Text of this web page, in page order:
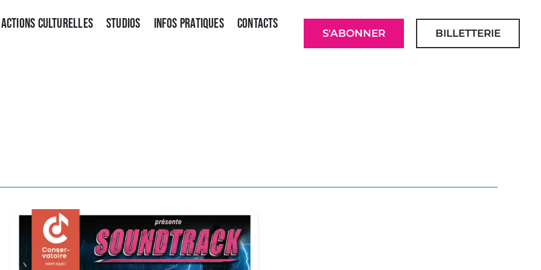
ACTIONS CULTURELLES STUDIOS INFOS PRATIQUES
CONTACTS
S'ABONNER BILLETTERIE